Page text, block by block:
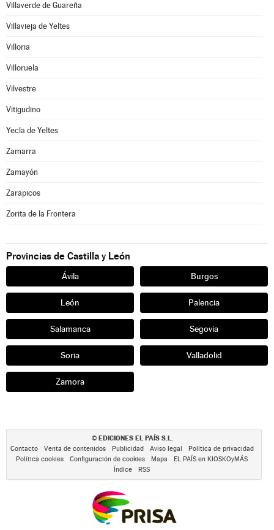
Villaverde de Guareña
Villavieja de Yeltes
Villoria
Villoruela
Vilvestre
Vitigudino
Yecla de Yeltes
Zamarra
Zamayón
Zarapicos
Zorita de la Frontera
Provincias de Castilla y León
Ávila Burgos
León Palencia
Salamanca Segovia
Soria Valladolid
Zamora
© EDICIONES EL PAÍS S.L.
Contacto Venta de contenidos Publicidad Aviso legal
Política de privacidad
Política cookies
Configuración de cookies Mapa
EL PAÍS en KIOSKOyMÁS
Índice
RSS